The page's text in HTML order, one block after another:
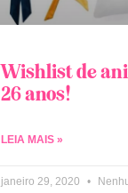
Wishlist de
26 anos!
LEIA MAIS »
janeiro 29, 2020